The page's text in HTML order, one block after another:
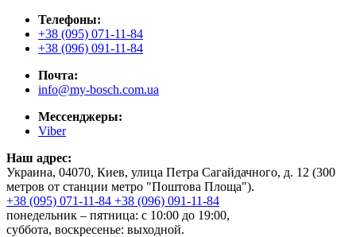
Телефоны:
+38 (095) 071-11-84
+38 (096) 091-11-84
Почта:
info@my-bosch.com.ua
Мессенджеры:
Viber
Наш адрес:
Украина, 04070, Киев, улица Петра Сагайдачного, д. 12 (300
метров от станции метро "Поштова Площа").
+38 (095) 071-11-84 +38 (096) 091-11-84
понедельник – пятница: с 10:00 до 19:00,
суббота, воскресенье: выходной.